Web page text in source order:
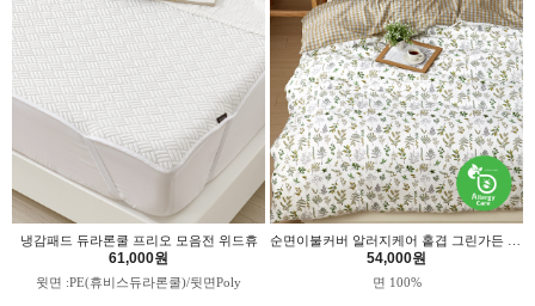
냉감패드 듀라론쿨 프리오 모음전 위드휴
61,000원
윗면 :PE(휴비스듀라론쿨)/뒷면Poly
54,000원
면 100%